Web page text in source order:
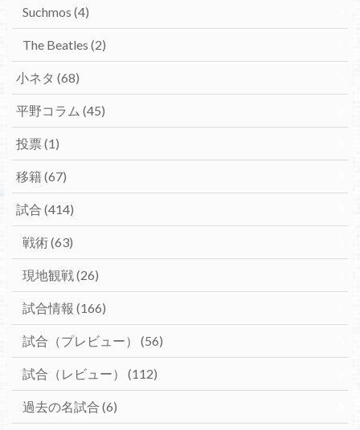
Suchmos (4)
The Beatles (2)
小ネタ (68)
平野コラム (45)
投票 (1)
移籍(67)
試合 (414)
戦術(63)
現地観戦(26)
試合情報 (166)
試合（プレビュー） (56)
試合（レビュー） (112)
過去の名試合 (6)